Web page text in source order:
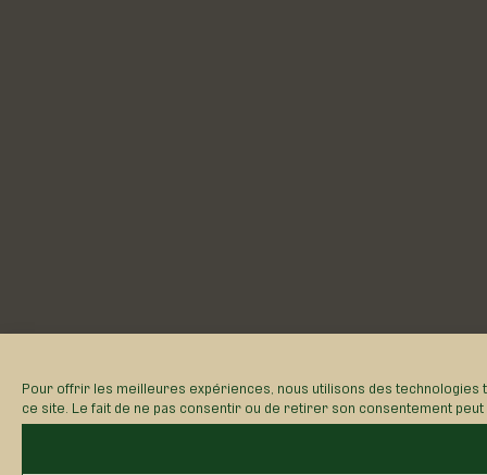
Pour offrir les meilleures expériences, nous utilisons des
ce site. Le fait de ne pas consentir ou de retirer son consentement